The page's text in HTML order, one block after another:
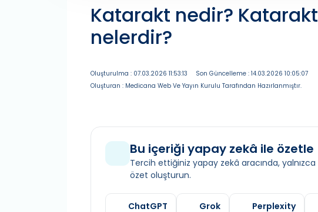
Katarakt nedir?
nelerdir?
Oluşturulma : 07.03.2026 11:53:13
Son Güncelleme : 14.03.2026 10:05:07
Oluşturan : Medicana Web Ve Yayın Kurulu Tarafından Hazırlanmıştır.
Bu içeriği yapay zekâ ile özetle
Tercih ettiğiniz yapay zekâ aracında,
özet oluşturun.
ChatGPT Grok Perplexity